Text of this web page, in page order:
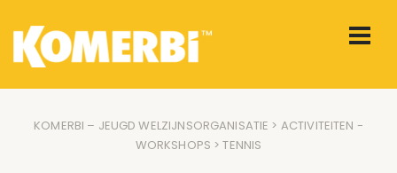
KOMERBI – JEUGD WELZIJNSORGANISATIE > ACTIVITEITEN -
WORKSHOPS > TENNIS